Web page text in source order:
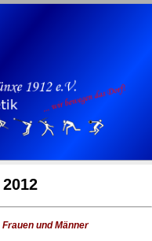
und Männer